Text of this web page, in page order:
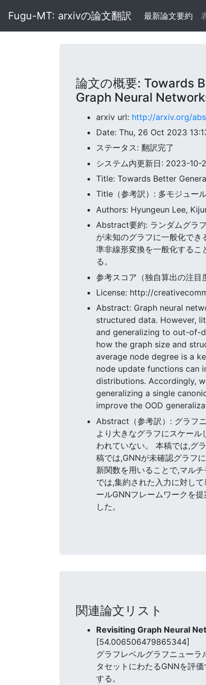
Fugu-MT: arxivの論文翻訳 最新論文要約
論文の概要: Towards
Graph Neural
arxiv url: http://arxiv.org/
Date: Thu, 26 Oct 2023
ステータス: 翻訳完了
システム内更新日: 2023-
Title: Towards Better
Title（参考訳）: 多モジュー
Authors: Hyungeun Lee,
Abstract要約: ランダムグラ
が未知のグラフに一般化で
準非線形変換を一般化する
る。
参考スコア（独自算出の注
License: http://
Abstract: Graph neural
structured data. However,
and generalizing to out-of-
how the graph size and
average node degree is a
node update functions can
distributions. Accordingly,
generalizing a single
improve the OOD
Abstract（参考訳）: グラフ
より大きなグラフにスケー
われていない。 本稿では,グ
稿では,GNNが未確認グラフ
新関数を用いることで,マル
では,集約された入力に対し
ールGNNフレームワークを
した。
関連論文リスト
Revisiting Graph Neural
[54.006506479865344]
グラフレベルグラフニュー
タセットにわたるGNNを評
する。